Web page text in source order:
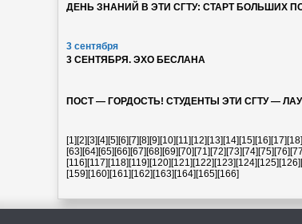
ДЕНЬ ЗНАНИЙ В ЭТИ СГТУ: СТАРТ БОЛЬШИХ
3 сентября
3 СЕНТЯБРЯ. ЭХО БЕСЛАНА
ПОСТ — ГОРДОСТЬ! СТУДЕНТЫ ЭТИ СГТУ —
[1] [2] [3] [4] [5] [6] [7] [8] [9] [10] [11] [12] [13] [14] [15] [16] [17] [18]
[63] [64] [65] [66] [67] [68] [69] [70] [71] [72] [73] [74] [75] [76]
[116] [117] [118] [119] [120] [121] [122] [123] [124] [125] [126]
[159] [160] [161] [162] [163] [164] [165] [166]